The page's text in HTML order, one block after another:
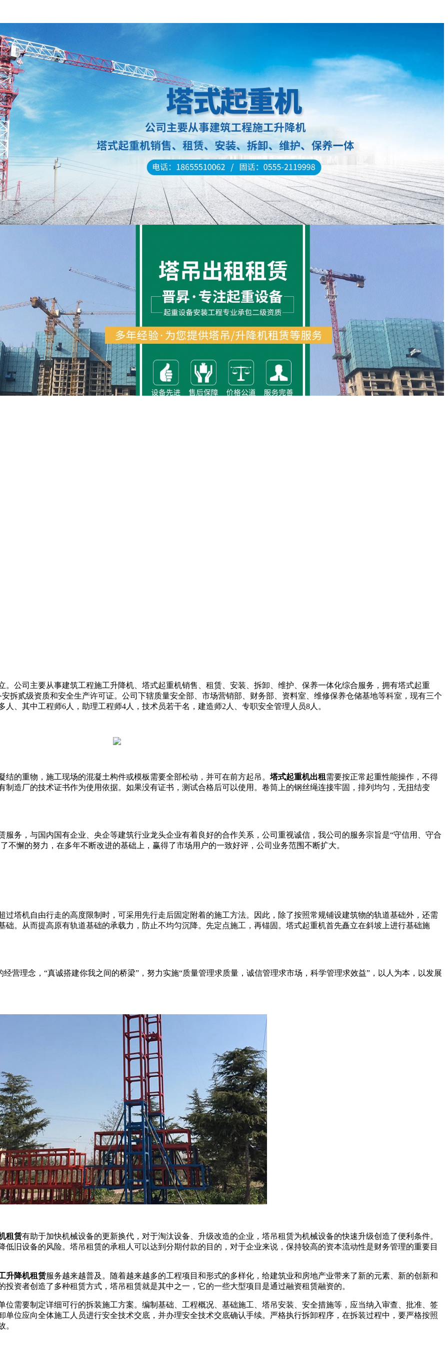
。公司主要从事建筑工程施工升降机、塔式起重机销售、租赁、安装、拆卸、维护、保养一体化综合服务，拥有塔式起重
拆贰级资质和安全生产许可证。公司下辖质量安全部、市场营销部、财务部、资料室、维修保养仓储基地等科室，现有三个
、其中工程师6人，助理工程师4人，技术员若干名，建造师2人、专职安全管理人员8人。
的重物，施工现场的混凝土构件或模板需要全部松动，并可在前方起吊。 塔式起重机出租 需要按正常起重性能操作，不得
造厂的技术证书作为使用依据。如果没有证书，测试合格后可以使用。卷筒上的钢丝绳连接牢固，排列均匀，无扭结变
务，与国内国有企业、央企等建筑行业龙头企业有着良好的合作关系，公司重视诚信，我公司的服务宗旨是“守信用、守合
不懈的努力，在多年不断改进的基础上，赢得了市场用户的一致好评，公司业务范围不断扩大。
塔机自由行走的高度限制时，可采用先行走后固定附着的施工方法。因此，除了按照常规铺设建筑物的轨道基础外，还需
。从而提高原有轨道基础的承载力，防止不均匀沉降。先定点施工，再锚固。塔式起重机首先矗立在斜坡上进行基础施
营理念，“真诚搭建你我之间的桥梁”，努力实施“质量管理求质量，诚信管理求市场，科学管理求效益”，以人为本，以发展
租赁有助于加快机械设备的更新换代，对于淘汰设备、升级改造的企业，塔吊租赁为机械设备的快速升级创造了便利条件。
旧设备的风险。塔吊租赁的承租人可以达到分期付款的目的，对于企业来说，保持较高的资本流动性是财务管理的重要目
升降机租赁服务越来越普及。随着越来越多的工程项目和形式的多样化，给建筑业和房地产业带来了新的元素、新的创新和
资者创造了多种租赁方式，塔吊租赁就是其中之一，它的一些大型项目是通过融资租赁融资的。
需要制定详细可行的拆装施工方案。编制基础、工程概况、基础施工、塔吊安装、安全措施等，应当纳入审查、批准、签
位应向全体施工人员进行安全技术交底，并办理安全技术交底确认手续。严格执行拆卸程序，在拆装过程中，要严格按照
。